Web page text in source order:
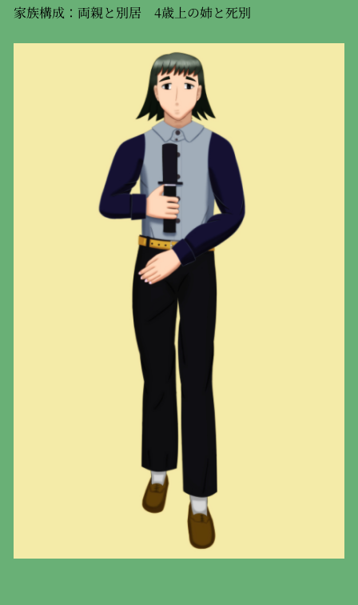
家族構成：両親と別居 4歳上の姉と死別